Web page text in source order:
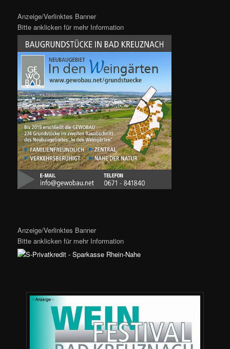
Anzeige/Verlinktes Banner
Bitte anklicken für mehr Information
Anzeige/Verlinktes Banner
Bitte anklicken für mehr Information